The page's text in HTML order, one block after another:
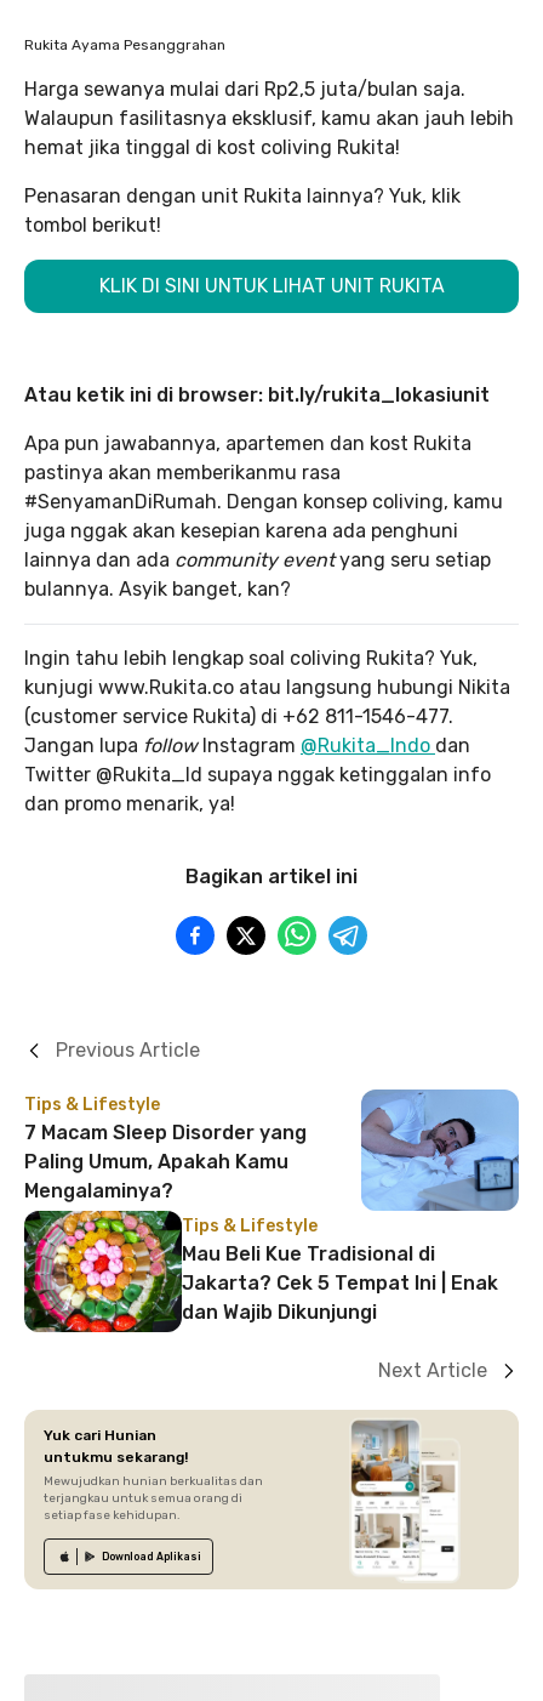
Rukita Ayama Pesanggrahan
Harga sewanya mulai dari Rp2,5 juta/bulan saja.
Walaupun fasilitasnya eksklusif, kamu akan jauh lebih
hemat jika tinggal di kost coliving Rukita!
Penasaran dengan unit Rukita lainnya? Yuk, klik
tombol berikut!
KLIK DI SINI UNTUK LIHAT UNIT RUKITA
Atau ketik ini di browser: bit.ly/rukita_lokasiunit
Apa pun jawabannya, apartemen dan kost Rukita
pastinya akan memberikanmu rasa
#SenyamanDiRumah. Dengan konsep coliving, kamu
juga nggak akan kesepian karena ada penghuni
lainnya dan ada community eventyang seru setiap
bulannya. Asyik banget, kan?
Ingin tahu lebih lengkap soal coliving Rukita? Yuk,
kunjugi www.Rukita.co atau langsung hubungi Nikita
(customer service Rukita) di +62 811-1546-477.
Jangan lupa followInstagram @Rukita_Indo dan
Twitter @Rukita_Id supaya nggak ketinggalan info
dan promo menarik, ya!
Bagikan artikel ini
Tips & Lifestyle
7 Macam Sleep Disorder yang
Paling Umum, Apakah Kamu
Mengalaminya?
Previous Article
Tips & Lifestyle
Mau Beli Kue Tradisional di
Jakarta? Cek 5 Tempat Ini | Enak
dan Wajib Dikunjungi
Next Article
Yuk cari Hunian
untukmu sekarang!
Mewujudkan hunian berkualitas dan
terjangkau untuk semua orang di
setiap fase kehidupan.
Download Aplikasi